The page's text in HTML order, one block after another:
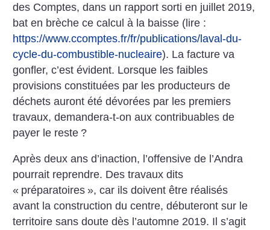
des Comptes, dans un rapport sorti en juillet 2019,
bat en brèche ce calcul à la baisse (lire :
https://www.ccomptes.fr/fr/publications/laval-du-
cycle-du-combustible-nucleaire). La facture va
gonfler, c’est évident. Lorsque les faibles
provisions constituées par les producteurs de
déchets auront été dévorées par les premiers
travaux, demandera-t-on aux contribuables de
payer le reste ?
Après deux ans d’inaction, l’offensive de l’Andra
pourrait reprendre. Des travaux dits
« préparatoires », car ils doivent être réalisés
avant la construction du centre, débuteront sur le
territoire sans doute dès l’automne 2019. Il s’agit